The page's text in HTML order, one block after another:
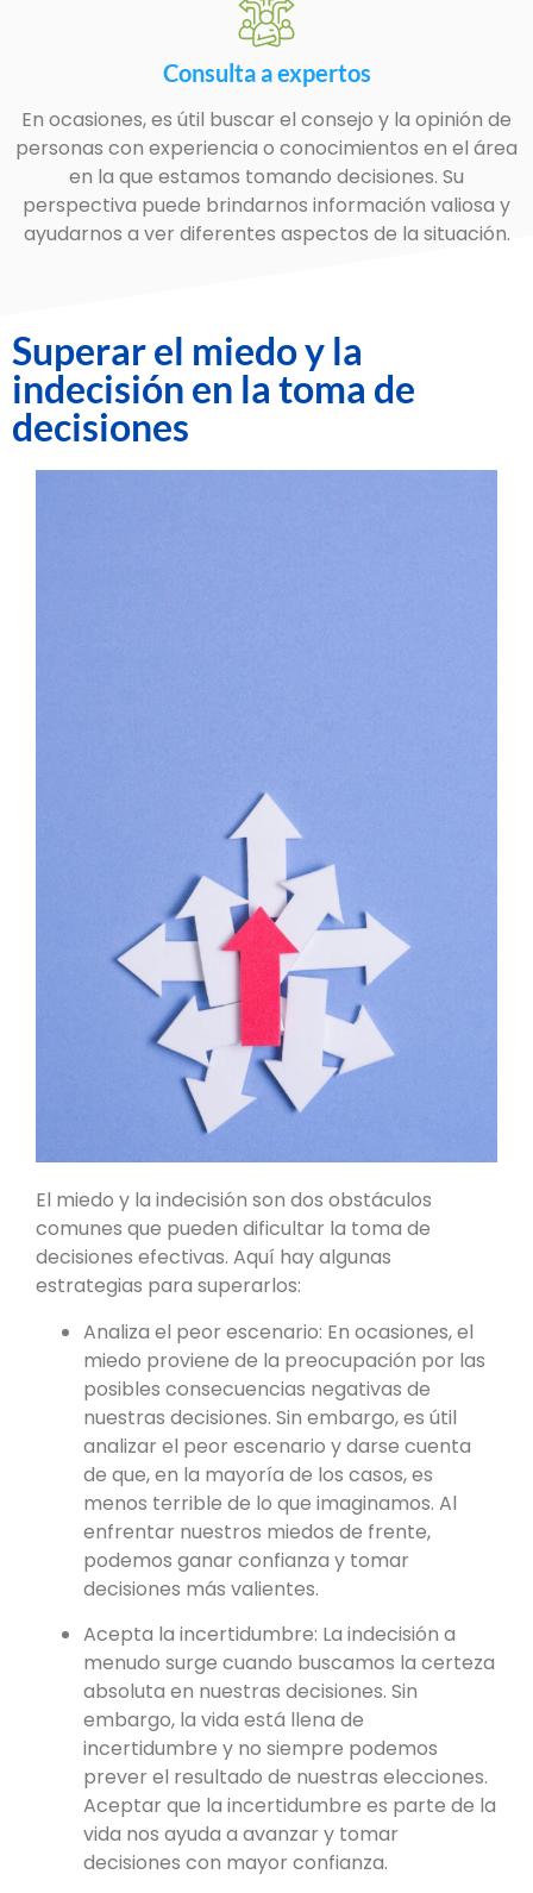
Consulta a expertos
En ocasiones, es útil buscar el consejo y la opinión de
personas con experiencia o conocimientos en el área
en la que estamos tomando decisiones. Su
perspectiva puede brindarnos información valiosa y
ayudarnos a ver diferentes aspectos de la situación.
Superar el miedo y la
indecisión en la toma de
decisiones
El miedo y la indecisión son dos obstáculos
comunes que pueden dificultar la toma de
decisiones efectivas. Aquí hay algunas
estrategias para superarlos:
Analiza el peor escenario: En ocasiones, el
miedo proviene de la preocupación por las
posibles consecuencias negativas de
nuestras decisiones. Sin embargo, es útil
analizar el peor escenario y darse cuenta
de que, en la mayoría de los casos, es
menos terrible de lo que imaginamos. Al
enfrentar nuestros miedos de frente,
podemos ganar confianza y tomar
decisiones más valientes.
Acepta la incertidumbre: La indecisión a
menudo surge cuando buscamos la certeza
absoluta en nuestras decisiones. Sin
embargo, la vida está llena de
incertidumbre y no siempre podemos
prever el resultado de nuestras elecciones.
Aceptar que la incertidumbre es parte de la
vida nos ayuda a avanzar y tomar
decisiones con mayor confianza.